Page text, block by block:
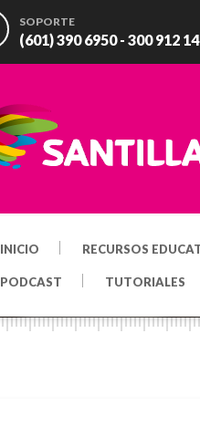
SOPORTE
(601) 390 6950 - 300 912
INICIO RECURSOS
PODCAST TUTORIALES